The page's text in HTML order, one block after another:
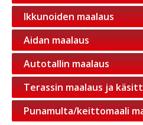
Ikkunoiden maalaus
Aidan maalaus
Autotallin maalaus
Terassin maalaus ja
Punamulta/keittomaali